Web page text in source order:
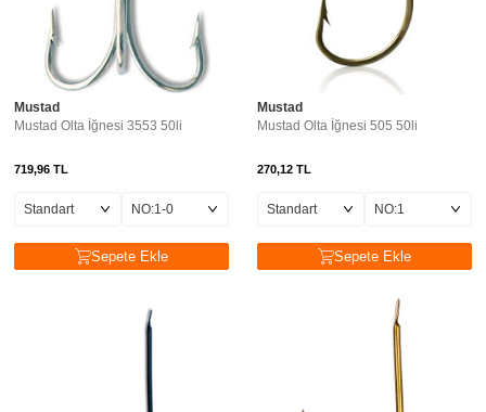
Mustad
Mustad Olta İğnesi 3553 50li
719,96 TL
Sepete Ekle
Mustad
Mustad Olta İğnesi 505 50li
270,12 TL
Sepete Ekle